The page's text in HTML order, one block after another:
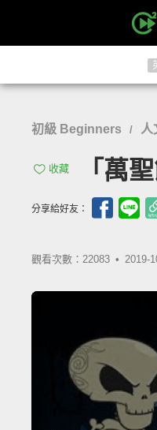
初級 Beginners /
收藏 「萬
分享給好友：
觀看次數：22083 • 2019-